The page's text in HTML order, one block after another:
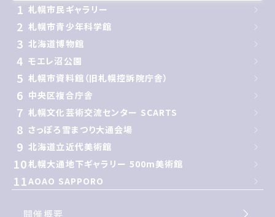
1 札幌市民ギャラリー
2 札幌市青少年科学館
3 北海道博物館
4 モエレ沼公園
5 札幌市資料館（旧札幌控訴院庁舎）
6 中央区複合庁舎
7 札幌文化芸術交流センター SCARTS
8 さっぽろ雪まつり大通会場
9 北海道立近代美術館
10札幌大通地下ギャラリー 500m美術館
11AOAO SAPPORO
開催概要